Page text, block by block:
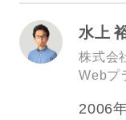
水上
株式会
Webプ
2006